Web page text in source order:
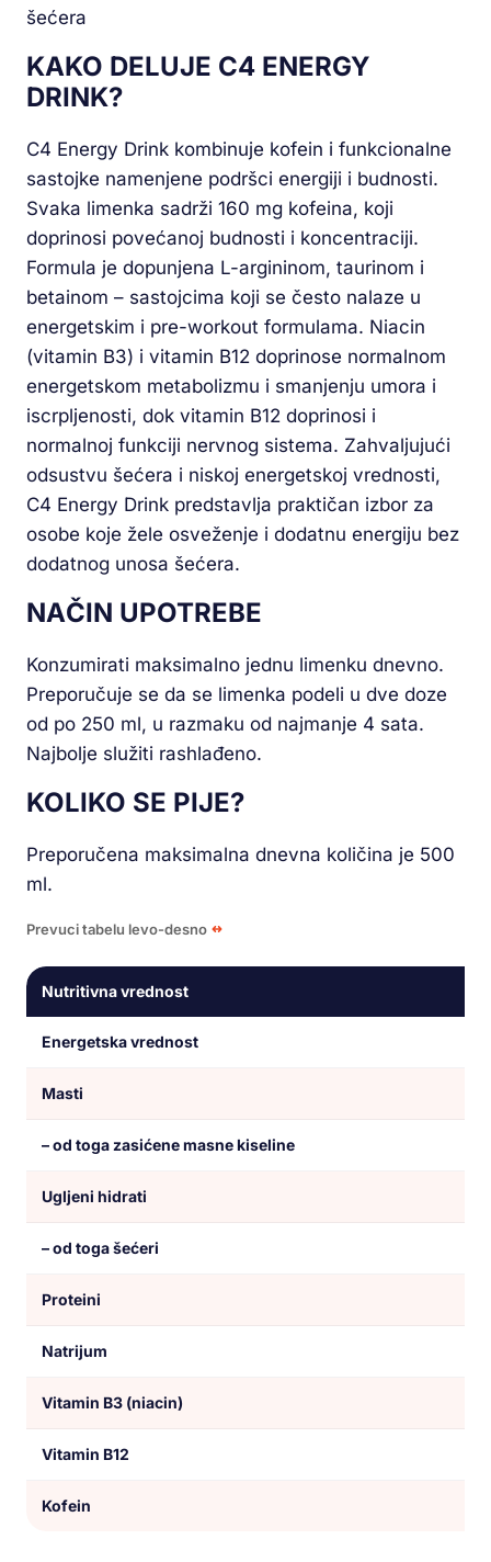
šećera
KAKO DELUJE C4 ENERGY
DRINK?
C4 Energy Drink kombinuje kofein i funkcionalne
sastojke namenjene podršci energiji i budnosti.
Svaka limenka sadrži 160 mg kofeina, koji
doprinosi povećanoj budnosti i koncentraciji.
Formula je dopunjena L-argininom, taurinom i
betainom – sastojcima koji se često nalaze u
energetskim i pre-workout formulama. Niacin
(vitamin B3) i vitamin B12 doprinose normalnom
energetskom metabolizmu i smanjenju umora i
iscrpljenosti, dok vitamin B12 doprinosi i
normalnoj funkciji nervnog sistema. Zahvaljujući
odsustvu šećera i niskoj energetskoj vrednosti,
C4 Energy Drink predstavlja praktičan izbor za
osobe koje žele osveženje i dodatnu energiju bez
dodatnog unosa šećera.
NAČIN UPOTREBE
Konzumirati maksimalno jednu limenku dnevno.
Preporučuje se da se limenka podeli u dve doze
od po 250 ml, u razmaku od najmanje 4 sata.
Najbolje služiti rashlađeno.
KOLIKO SE PIJE?
Preporučena maksimalna dnevna količina je 500
ml.
Prevuci tabelu levo-desno
Nutritivna vrednost
Energetska vrednost
Masti
– od toga zasićene masne kiseline
Ugljeni hidrati
– od toga šećeri
Proteini
Natrijum
Vitamin B3 (niacin)
Vitamin B12
Kofein